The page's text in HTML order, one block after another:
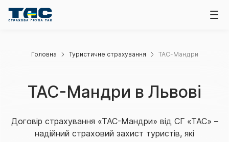
Головна Туристичне страхування ТАС-Мандри
ТАС-Мандри в Львові
Договір страхування «ТАС-Мандри» від СГ «ТАС» –
надійний страховий захист туристів, які